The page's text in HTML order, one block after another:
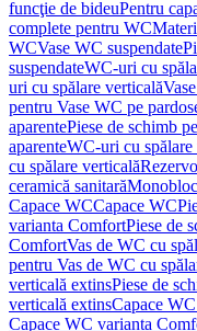
funcţie de bideuPentru
complete pentru WC
WCVase WC suspendate
suspendateWC-uri cu
uri cu spălare verticală
pentru Vase WC pe
aparentePiese de schimb
aparenteWC-uri cu spălare
cu spălare verticală
ceramică sanitarăMonobloc
Capace WCCapace WC
varianta ComfortPiese de
ComfortVas de WC cu
pentru Vas de WC cu
verticală extinsPiese de
verticală extinsCapace
Capace WC varianta